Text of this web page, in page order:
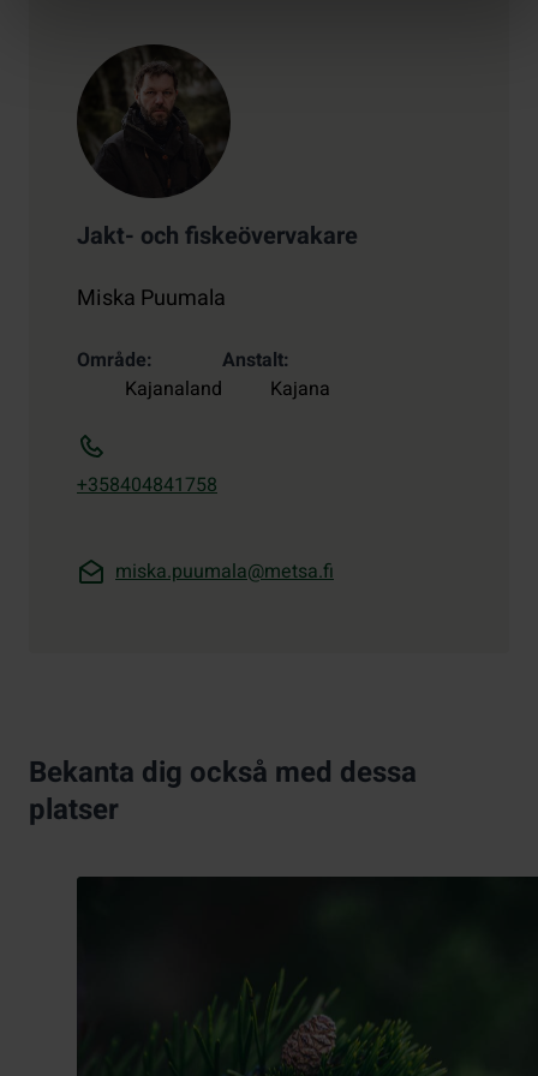
Jakt- och fiskeövervakare
Miska Puumala
Område
Kajanaland
Anstalt
Kajana
+358404841758
miska.puumala@metsa.fi
Bekanta dig också med dessa
platser